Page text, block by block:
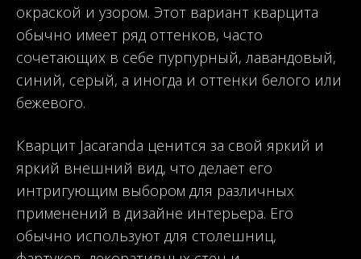
окраской и узором. Этот вариант кварцита
обычно имеет ряд оттенков, часто
сочетающих в себе пурпурный, лавандовый,
синий, серый, а иногда и оттенки белого или
бежевого.
Кварцит Jacaranda ценится за свой яркий и
яркий внешний вид, что делает его
интригующим выбором для различных
применений в дизайне интерьера. Его
обычно используют для столешниц,